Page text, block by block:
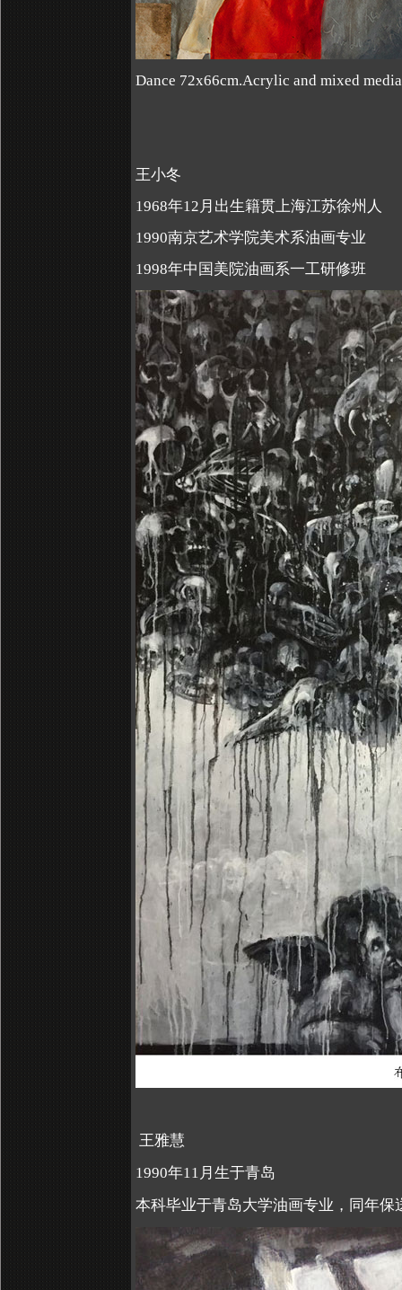
Dance 72x66cm.Acrylic and mixed media
王小冬
1968年12月出生籍贯上海江苏徐州人
1990南京艺术学院美术系油画专业
1998年中国美院油画系一工研修班
王雅慧
1990年11月生于青岛
本科毕业于青岛大学油画专业，同年